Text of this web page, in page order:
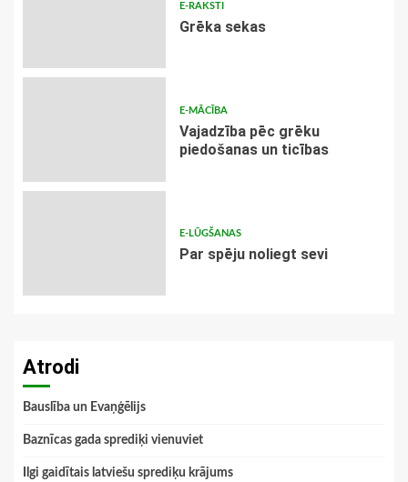
E-RAKSTI
Grēka sekas
E-MĀCĪBA
Vajadzība pēc grēku
piedošanas un ticības
E-LŪGŠANAS
Par spēju noliegt sevi
Atrodi
Bauslība un Evaņģēlijs
Baznīcas gada sprediķi vienuviet
Ilgi gaidītais latviešu sprediķu krājums